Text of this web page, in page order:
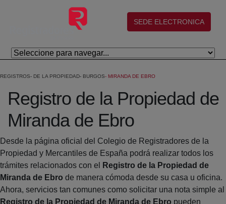
Saltar al contenido principal
(abre en nueva ventana)
SEDE ELECTRONICA
REGISTROS DE LA PROPIEDAD BURGOS MIRANDA DE EBRO
Registro de la Propiedad de
Miranda de Ebro
Desde la página oficial del Colegio de Registradores de la
Propiedad y Mercantiles de España podrá realizar todos los
trámites relacionados con el
Registro de la Propiedad de
Miranda de Ebro de manera cómoda desde su casa u oficina.
Ahora, servicios tan comunes como solicitar una nota simple al
Registro de la Propiedad de Miranda de Ebro pueden